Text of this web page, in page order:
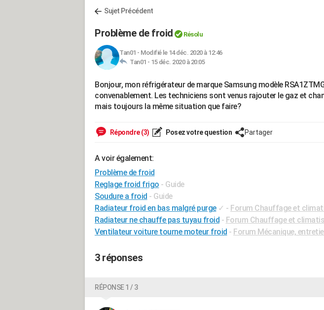
Sujet Précédent
Problème de froid Résolu
Tan01 - Modifié le 14 déc. 2020 à 12:46
Tan01 - 15 déc. 2020 à 20:05
Bonjour, mon réfrigérateur de marque Samsung modèle
convenablement. Les techniciens sont venus rajouter le gaz et
mais toujours la même situation que faire?
Répondre (3) Posez votre question Partager
A voir également:
Problème de froid
Reglage froid frigo - Guide
Soudure a froid - Guide
Radiateur froid en bas malgré purge ✓ - Forum Chauffage et
Radiateur ne chauffe pas tuyau froid - Forum Chauffage et
Ventilateur voiture tourne moteur froid - Forum Mécanique,
3 réponses
RÉPONSE 1 / 3